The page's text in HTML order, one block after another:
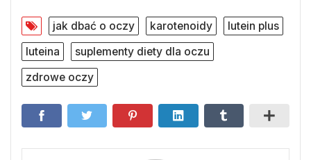
jak dbać o oczy karotenoidy
lutein plus
luteina
suplementy diety dla oczu
zdrowe oczy